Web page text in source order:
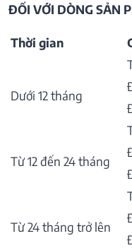
ĐỐI VỚI DÒNG SẢN
Thời gian
Dưới 12 tháng
Từ 12 đến 24 tháng
Từ 24 tháng trở lên